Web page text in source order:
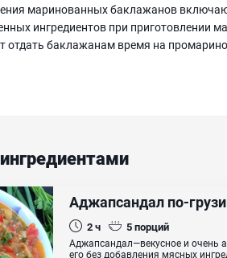
маринованных баклажанов
ингредиентов при приготовлении
отдать баклажанам время на
Аджапсандал по-
2 ч 5порций
Аджапсандал—векусное и очень
его без добавления мясных